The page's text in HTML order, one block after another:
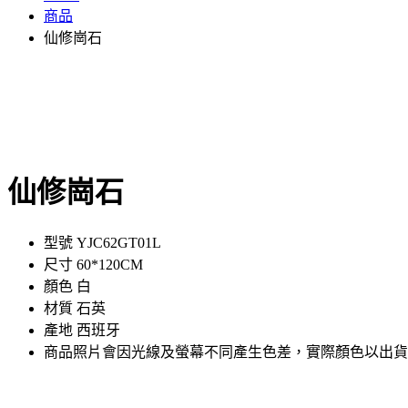
商品
仙修崗石
仙修崗石
型號 YJC62GT01L
尺寸 60*120CM
顏色 白
材質 石英
產地 西班牙
商品照片會因光線及螢幕不同產生色差，實際顏色以出